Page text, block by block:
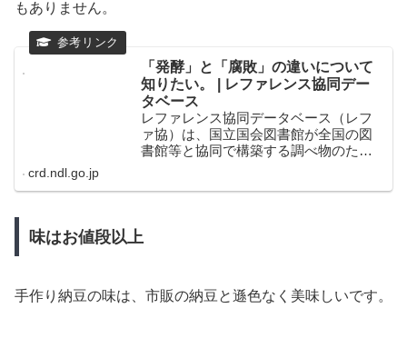
もありません。
「発酵」と「腐敗」の違いについて
知りたい。 | レファレンス協同デー
タベース
レファレンス協同データベース（レフ
ァ協）は、国立国会図書館が全国の図
書館等と協同で構築する調べ物のため
crd.ndl.go.jp
味はお値段以上
手作り納豆の味は、市販の納豆と遜色なく美味しいです。